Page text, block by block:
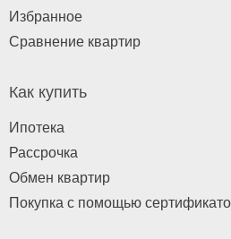
Избранное
Сравнение квартир
Как купить
Ипотека
Рассрочка
Обмен квартир
Покупка с помощью